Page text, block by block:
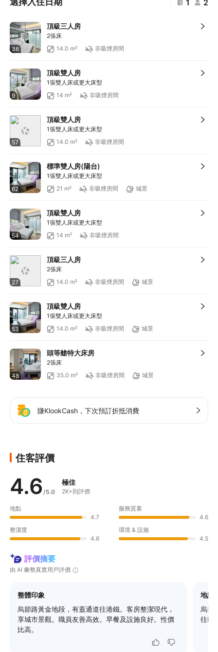
1 2
36
頂級三人房
2張床
14.0 m²
非吸煙房間
9
頂級雙人房
1張雙人床或更大床型
14 m²
非吸煙房間
57
頂級雙人房
1張雙人床或更大床型
14.0 m²
非吸煙房間
62
標準雙人房(陽台)
1張雙人床或更大床型
21 m²
非吸煙房間 城景
54
頂級雙人房
1張雙人床或更大床型
14 m²
非吸煙房間
27
頂級三人房
2張床
14.0 m²
非吸煙房間 城景
53
頂級雙人房
1張雙人床或更大床型
14.0 m²
非吸煙房間 城景
48
頭等艙特大床房
2張床
35.0 m²
非吸煙房間 城景
賺KlookCash，下次預訂折抵消費
住客評價
4.6 /5.0
極佳
2K+則評價
地點
4.7
服務質素
4.6
整潔度
4.6
環境 & 設施
4.5
評價摘要
由 AI 彙整真實用戶評價
整體印象
烏節路黃金地段，有蓋通道往港鐵。客房整潔現代，
享城市景觀。職員友善高效。早餐及設施良好。性價
比高。
地點
烏節
往